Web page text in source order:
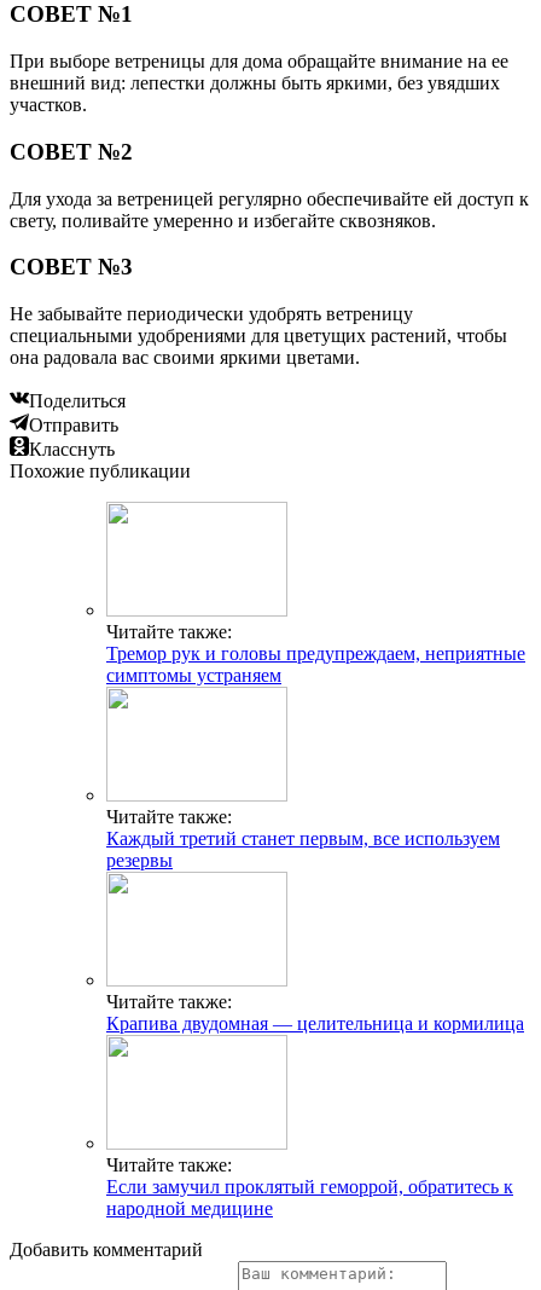
СОВЕТ №1
При выборе ветреницы для дома обращайте внимание на ее
внешний вид: лепестки должны быть яркими, без увядших
участков.
СОВЕТ №2
Для ухода за ветреницей регулярно обеспечивайте ей доступ к
свету, поливайте умеренно и избегайте сквозняков.
СОВЕТ №3
Не забывайте периодически удобрять ветреницу
специальными удобрениями для цветущих растений, чтобы
она радовала вас своими яркими цветами.
Поделиться
Отправить
Класснуть
Похожие публикации
Читайте также:
Тремор рук и головы предупреждаем, неприятные
симптомы устраняем
Читайте также:
Каждый третий станет первым, все используем
резервы
Читайте также:
Крапива двудомная — целительница и кормилица
Читайте также:
Если замучил проклятый геморрой, обратитесь к
народной медицине
Добавить комментарий